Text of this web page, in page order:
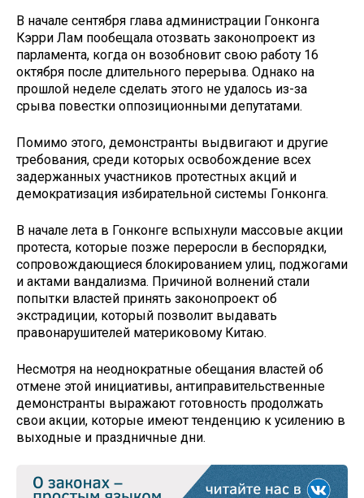
В начале сентября глава администрации Гонконга
Кэрри Лам пообещала отозвать законопроект из
парламента, когда он возобновит свою работу 16
октября после длительного перерыва. Однако на
прошлой неделе сделать этого не удалось из-за
срыва повестки оппозиционными депутатами.
Помимо этого, демонстранты выдвигают и другие
требования, среди которых освобождение всех
задержанных участников протестных акций и
демократизация избирательной системы Гонконга.
В начале лета в Гонконге вспыхнули массовые акции
протеста, которые позже переросли в беспорядки,
сопровождающиеся блокированием улиц, поджогами
и актами вандализма. Причиной волнений стали
попытки властей принять законопроект об
экстрадиции, который позволит выдавать
правонарушителей материковому Китаю.
Несмотря на неоднократные обещания властей об
отмене этой инициативы, антиправительственные
демонстранты выражают готовность продолжать
свои акции, которые имеют тенденцию к усилению в
выходные и праздничные дни.